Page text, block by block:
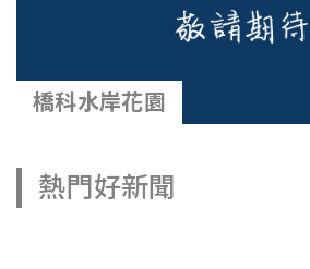
橋科水岸花園
熱門好新聞